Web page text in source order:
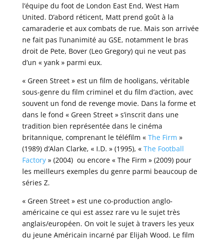
l’équipe du foot de London East End, West Ham
United. D’abord réticent, Matt prend goût à la
camaraderie et aux combats de rue. Mais son arrivée
ne fait pas l’unanimité au GSE, notamment le bras
droit de Pete, Bover (Leo Gregory) qui ne veut pas
d’un « yank » parmi eux.
« Green Street » est un film de hooligans, véritable
sous-genre du film criminel et du film d’action, avec
souvent un fond de revenge movie. Dans la forme et
dans le fond « Green Street » s’inscrit dans une
tradition bien représentée dans le cinéma
britannique, comprenant le téléfilm « The Firm »
(1989) d’Alan Clarke, « I.D. » (1995), « The Football
Factory» (2004) ou encore « The Firm » (2009) pour
les meilleurs exemples du genre parmi beaucoup de
séries Z.
« Green Street » est une co-production anglo-
américaine ce qui est assez rare vu le sujet très
anglais/européen. On voit le sujet à travers les yeux
du jeune Américain incarné par Elijah Wood. Le film